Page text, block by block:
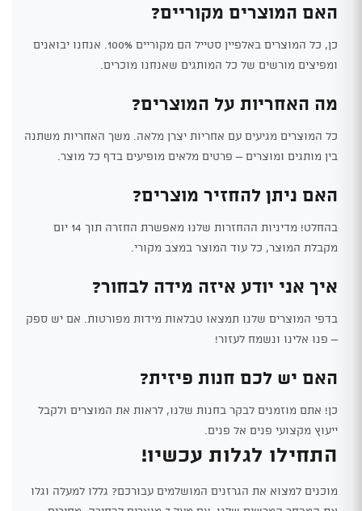
האם המוצרים מקוריים?
כן, כל המוצרים באלפיין סטייל הם מקוריים 100%. אנחנו יבואנים
ומפיצים מורשים של כל המותגים שאנחנו מוכרים.
מה האחריות על המוצרים?
כל המוצרים מגיעים עם אחריות יצרן מלאה. משך האחריות משתנה
בין מותגים ומוצרים – פרטים מלאים מופיעים בדף כל מוצר.
האם ניתן להחזיר מוצרים?
בהחלט! מדיניות ההחזרות שלנו מאפשרת החזרה תוך 14 יום
מקבלת המוצר, כל עוד המוצר במצב מקורי.
איך אני יודע איזה מידה לבחור?
בדפי המוצרים שלנו תמצאו טבלאות מידות מפורטות. אם יש ספק
– פנו אלינו ונשמח לעזור!
האם יש לכם חנות פיזית?
כן! אתם מוזמנים לבקר בחנות שלנו, לראות את המוצרים ולקבל
ייעוץ מקצועי פנים אל פנים.
התחילו לגלות עכשיו!
מוכנים למצוא את הגרזנים המושלמים עבורכם? גללו למעלה וגלו